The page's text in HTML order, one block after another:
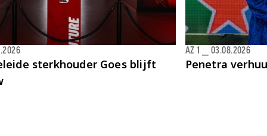
sterkhouder Goes blijft
Penetra
AZ 1 03.08.2026